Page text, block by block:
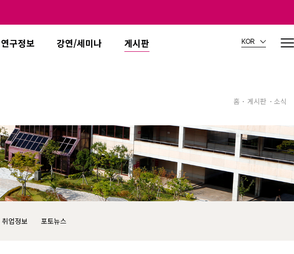
연구정보 강연/세미나 게시판 KOR
홈 게시판 소식
취업정보 포토뉴스